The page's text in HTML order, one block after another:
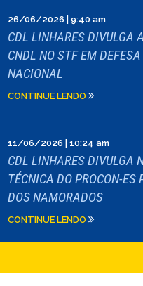
26/06/2026 | 9:40 am
CDL LINHARES DIVULGA
CNDL NO STF EM
NACIONAL
CONTINUE LENDO
11/06/2026 | 10:24 am
CDL LINHARES DIVULGA
TÉCNICA DO PROCON-ES
DOS NAMORADOS
CONTINUE LENDO